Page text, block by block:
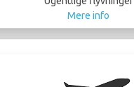
Mere info